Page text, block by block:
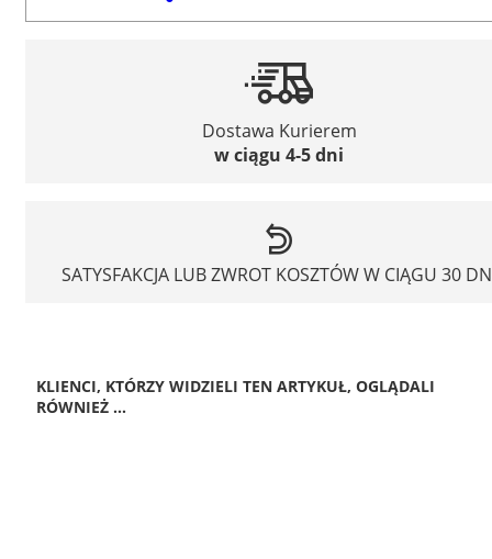
Dostawa Kurierem
w ciągu 4-5 dni
SATYSFAKCJA LUB ZWROT KOSZTÓW W CIĄGU 30
KLIENCI, KTÓRZY WIDZIELI TEN ARTYKUŁ, OGLĄDALI
RÓWNIEŻ ...